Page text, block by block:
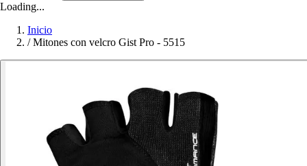
Loading...
Inicio
/ Mitones con velcro Gist Pro - 5515